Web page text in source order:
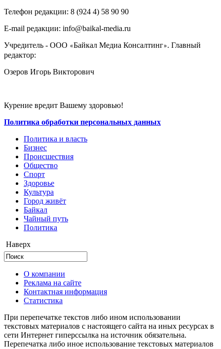
Телефон редакции: ‎‎8 (924 4) 58 90 90
E-mail редакции: info@baikal-media.ru
Учредитель - ООО «Байкал Медиа Консалтинг». Главный
редактор:
Озеров Игорь Викторович
Курение вредит Вашему здоровью!
Политика обработки персональных данных
Политика и власть
Бизнес
Происшествия
Общество
Cпорт
Здоровье
Культура
Город живёт
Байкал
Чайный путь
Политика
Наверх
О компании
Реклама на сайте
Контактная информация
Статистика
При перепечатке текстов либо ином использовании
текстовых материалов с настоящего сайта на иных ресурсах в
сети Интернет гиперссылка на источник обязательна.
Перепечатка либо иное использование текстовых материалов